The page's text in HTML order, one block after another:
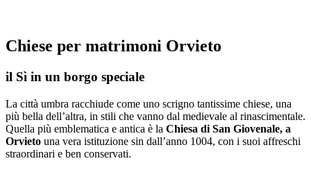
Chiese per matrimoni Orvieto
il Sì in un borgo speciale
La città umbra racchiude come uno scrigno tantissime chiese, una
più bella dell’altra, in stili che vanno dal medievale al rinascimentale.
Quella più emblematica e antica è la Chiesa di San Giovenale, a
Orvieto una vera istituzione sin dall’anno 1004, con i suoi affreschi
straordinari e ben conservati.